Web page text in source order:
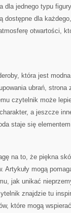
jednego typu
dostępne dla
otwartości,
która jest
ubrań, strona
czytelnik może
a jeszcze
staje się
na to, że piękna
Artykuły mogą
jak unikać
znajdzie tu
które mogą